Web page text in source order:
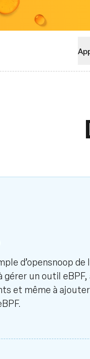
d’opensnoop de
un outil eBPF,
et même à